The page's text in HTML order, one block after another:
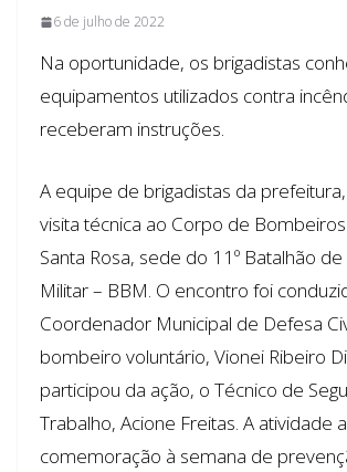
6 de julho de 2022
Na oportunidade, os brigadistas
equipamentos utilizados contra
receberam instruções.
A equipe de brigadistas da
visita técnica ao Corpo de
Santa Rosa, sede do 11º Batalhão
Militar – BBM. O encontro foi
Coordenador Municipal de Defesa
bombeiro voluntário, Vionei Ribeiro
participou da ação, o Técnico de
Trabalho, Acione Freitas. A atividade
comemoração à semana de